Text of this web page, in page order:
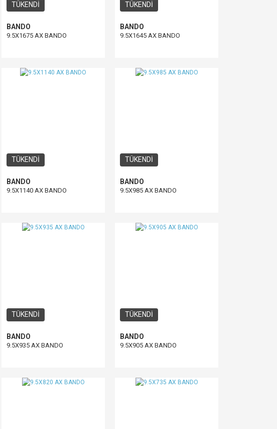
TÜKENDİ
BANDO
9.5X1675 AX BANDO
TÜKENDİ
BANDO
9.5X1645 AX BANDO
TÜKENDİ
BANDO
9.5X1140 AX BANDO
TÜKENDİ
BANDO
9.5X985 AX BANDO
TÜKENDİ
BANDO
9.5X935 AX BANDO
TÜKENDİ
BANDO
9.5X905 AX BANDO